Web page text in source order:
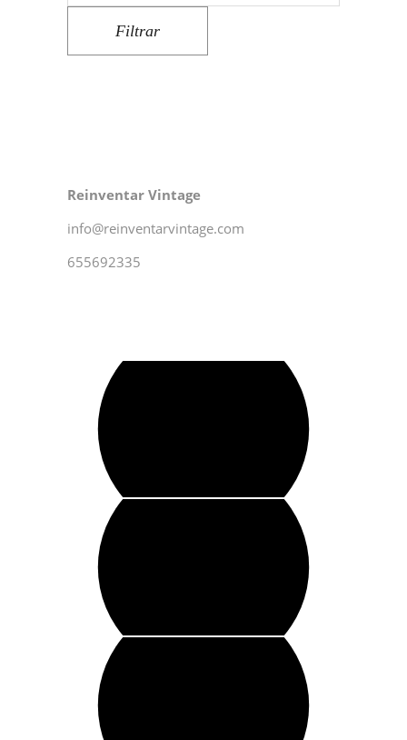
Filtrar
Reinventar Vintage
info@reinventarvintage.com
655692335